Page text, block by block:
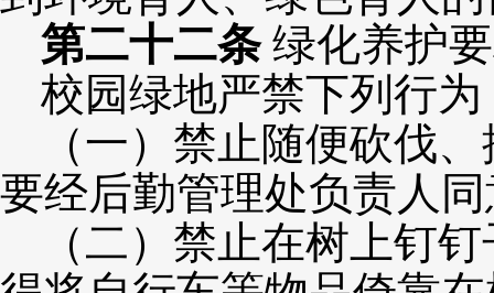
第二十二条 绿化养护
校园绿地严禁下列行为
（一）禁止随便砍伐
要经后勤管理处负责人
（二）禁止在树上钉